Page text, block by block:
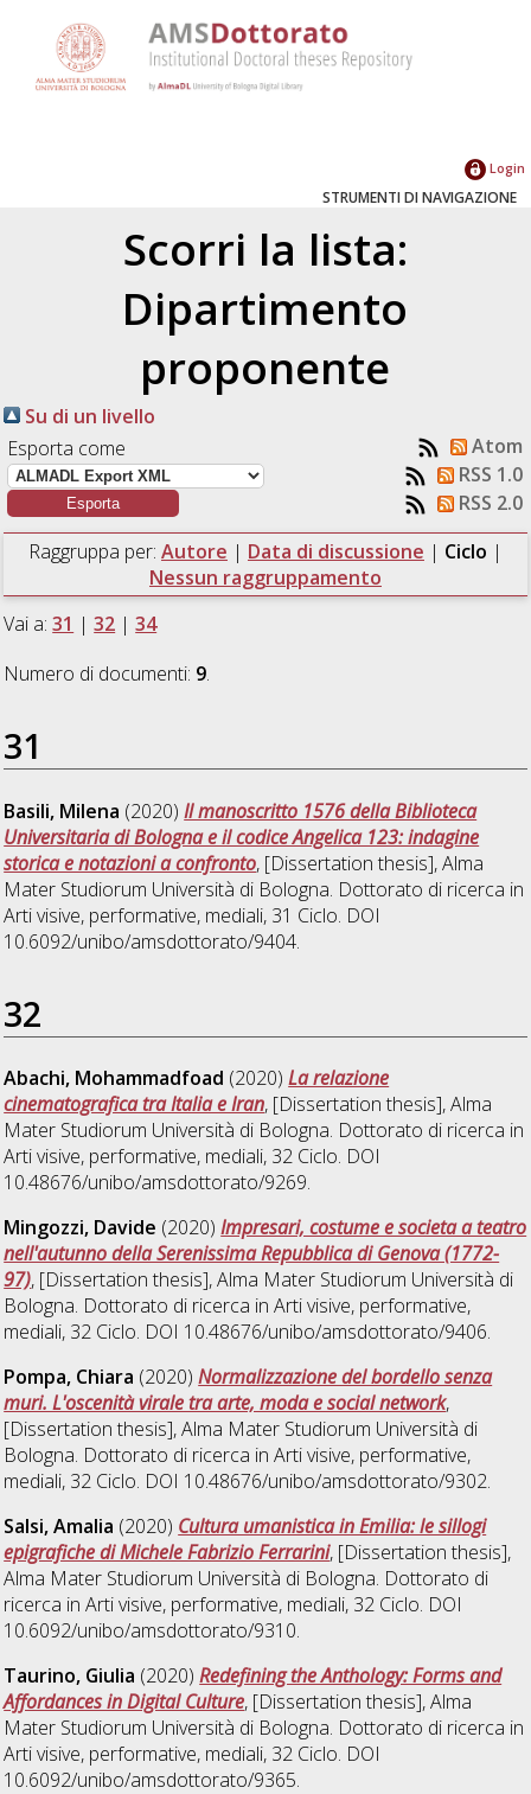
Login
STRUMENTI DI NAVIGAZIONE
Scorri la lista:
Dipartimento
proponente
Su di un livello
Esporta come
Atom
RSS 1.0
RSS 2.0
Raggruppa per: Autore | Data di discussione | Ciclo |
Nessun raggruppamento
Vai a:31 |32 |34
Numero di documenti: 9.
31
Basili, Milena (2020)Il manoscritto 1576 della Biblioteca
Universitaria di Bologna e il codice Angelica 123: indagine
storica e notazioni a confronto, [Dissertation thesis], Alma
Mater Studiorum Università di Bologna. Dottorato di ricerca in
Arti visive, performative, mediali, 31 Ciclo. DOI
10.6092/unibo/amsdottorato/9404.
32
Abachi, Mohammadfoad (2020)La relazione
cinematografica tra Italia e Iran, [Dissertation thesis], Alma
Mater Studiorum Università di Bologna. Dottorato di ricerca in
Arti visive, performative, mediali, 32 Ciclo. DOI
10.48676/unibo/amsdottorato/9269.
Mingozzi, Davide (2020)Impresari, costume e societa a teatro
nell'autunno della Serenissima Repubblica di Genova (1772-
97), [Dissertation thesis], Alma Mater Studiorum Università di
Bologna. Dottorato di ricerca inArti visive, performative,
mediali, 32 Ciclo. DOI 10.48676/unibo/amsdottorato/9406.
Pompa, Chiara (2020)Normalizzazione del bordello senza
muri. L'oscenità virale tra arte, moda e social network,
[Dissertation thesis], Alma Mater Studiorum Università di
Bologna. Dottorato di ricerca inArti visive, performative,
mediali, 32 Ciclo. DOI 10.48676/unibo/amsdottorato/9302.
Salsi, Amalia (2020) Cultura umanistica in Emilia: le sillogi
epigrafiche di Michele Fabrizio Ferrarini, [Dissertation thesis],
Alma Mater Studiorum Università di Bologna. Dottorato di
ricerca inArti visive, performative, mediali, 32 Ciclo. DOI
10.6092/unibo/amsdottorato/9310.
Taurino, Giulia (2020)Redefining the Anthology: Forms and
Affordances in Digital Culture, [Dissertation thesis], Alma
Mater Studiorum Università di Bologna. Dottorato di ricerca in
Arti visive, performative, mediali, 32 Ciclo. DOI
10.6092/unibo/amsdottorato/9365.